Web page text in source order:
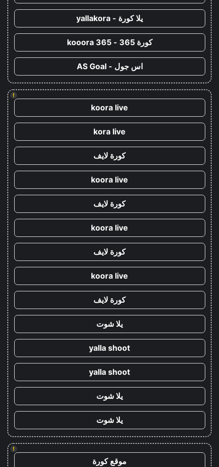
يلا كورة - yallakora
كورة 365 - kooora 365
اس جول - AS Goal
!
koora live
kora live
كورة لايف
koora live
كورة لايف
koora live
كورة لايف
koora live
كورة لايف
يلا شوت
yalla shoot
yalla shoot
يلا شوت
يلا شوت
!
موقع كورة